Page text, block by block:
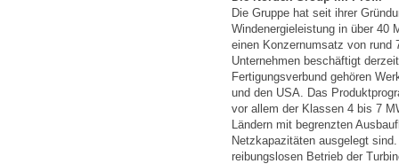
Die Gruppe hat seit ihrer
Windenergieleistung in über 40
einen Konzernumsatz von rund
Unternehmen beschäftigt
Fertigungsverbund gehören
und den USA. Das
vor allem der Klassen 4 bis 7
Ländern mit begrenzten
Netzkapazitäten ausgelegt
reibungslosen Betrieb der